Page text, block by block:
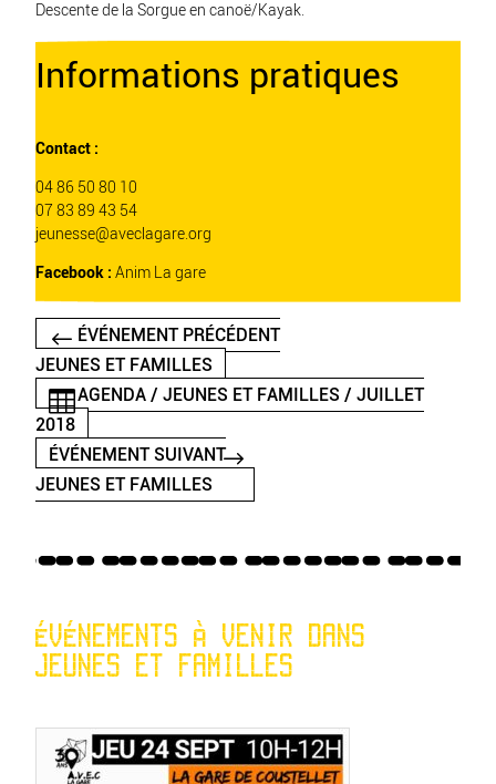
Descente de la Sorgue en canoë/Kayak.
Informations pratiques
Contact :
04 86 50 80 10
07 83 89 43 54
jeunesse@aveclagare.org
Facebook : Anim La gare
ÉVÉNEMENT PRÉCÉDENT
JEUNES ET FAMILLES
AGENDA / JEUNES ET FAMILLES / JUILLET
2018
ÉVÉNEMENT SUIVANT
JEUNES ET FAMILLES
ÉVÉNEMENTS À VENIR DANS
JEUNES ET FAMILLES